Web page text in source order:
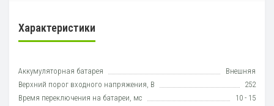
Характеристики
Аккумуляторная батарея
Внешняя
Верхний порог входного напряжения, В
252
Время переключения на батареи, мс
10 - 15